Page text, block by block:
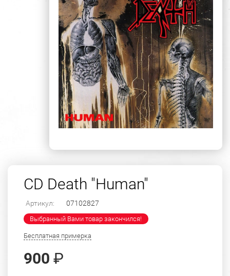
CD Death "Human"
Артикул: 07102827
Выбранный Вами товар закончился!
Бесплатная примерка
900 ₽